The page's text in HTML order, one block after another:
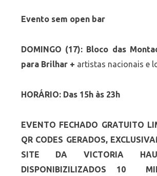
Evento sem open bar
DOMINGO (17): Bloco das
para Brilhar + artistas nacionais e
HORÁRIO: Das 15h às 23h
EVENTO FECHADO GRATUITO
QR CODES GERADOS,
SITE DA VICTORIA
DISPONIBIZILIZADOS 10